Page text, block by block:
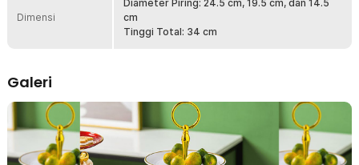
Fitur
mempercantik tampilan kue yang dihidangkan. Menawarkan 3
jenis dan ukuran kue. Cocok untuk melengkapi dekorasi di acara
ulang tahun hingga resepsi pernikahan.
Tebal dan Higienis
Dimensi
Diameter Piring: 24.5 cm, 19.5 cm, dan 14.5
cm
Tinggi Total: 34 cm
Galeri